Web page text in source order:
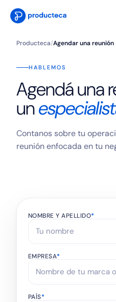
Producteca/Agendar una reunión
HABLEMOS
Agendá una
un
Contanos sobre tu
reunión enfocada en tu
NOMBRE Y APELLIDO*
EMPRESA*
PAÍS*